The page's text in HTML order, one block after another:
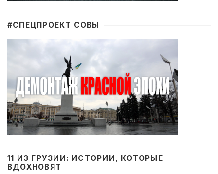
#CПЕЦПРОЕКТ СОВЫ
11 ИЗ ГРУЗИИ: ИСТОРИИ, КОТОРЫЕ
ВДОХНОВЯТ